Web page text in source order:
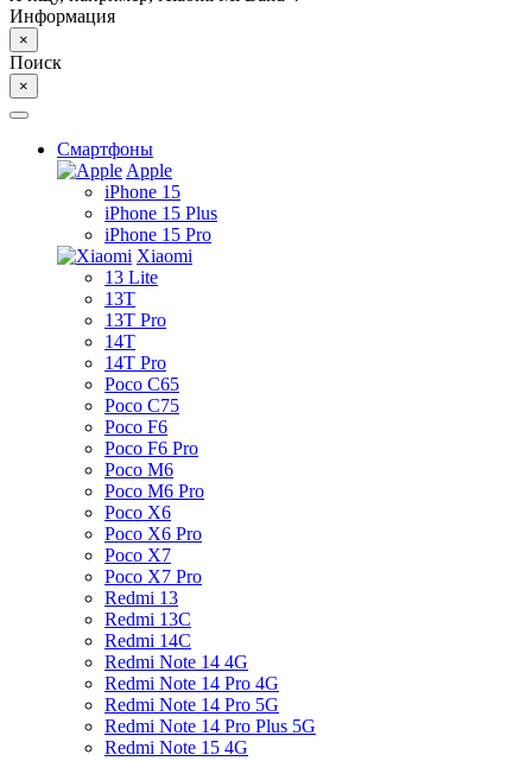
Информация
×
Поиск
×
Смартфоны
Apple
iPhone 15
iPhone 15 Plus
iPhone 15 Pro
Xiaomi
13 Lite
13T
13T Pro
14T
14T Pro
Poco C65
Poco C75
Poco F6
Poco F6 Pro
Poco M6
Poco M6 Pro
Poco X6
Poco X6 Pro
Poco X7
Poco X7 Pro
Redmi 13
Redmi 13C
Redmi 14C
Redmi Note 14 4G
Redmi Note 14 Pro 4G
Redmi Note 14 Pro 5G
Redmi Note 14 Pro Plus 5G
Redmi Note 15 4G